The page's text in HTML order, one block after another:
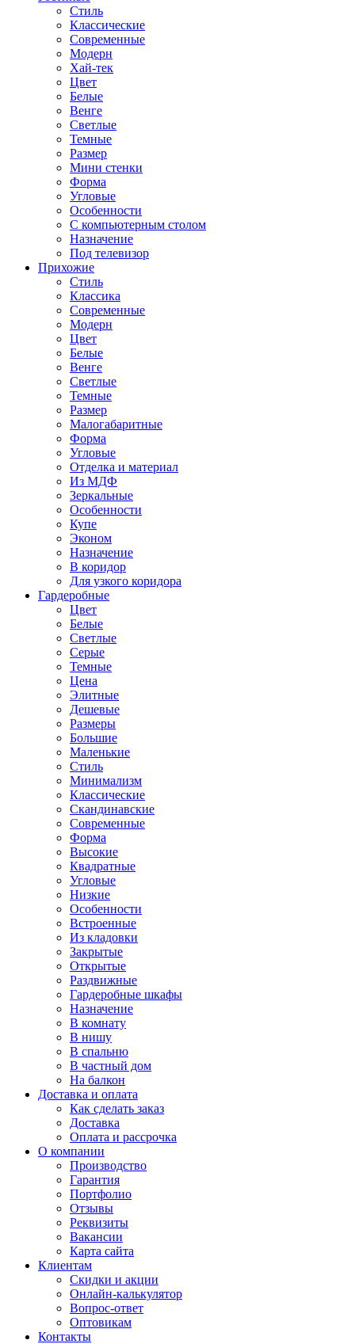
Стиль
Классические
Современные
Модерн
Хай-тек
Цвет
Белые
Венге
Светлые
Темные
Размер
Мини стенки
Форма
Угловые
Особенности
С компьютерным столом
Назначение
Под телевизор
Прихожие
Стиль
Классика
Современные
Модерн
Цвет
Белые
Венге
Светлые
Темные
Размер
Малогабаритные
Форма
Угловые
Отделка и материал
Из МДФ
Зеркальные
Особенности
Купе
Эконом
Назначение
В коридор
Для узкого коридора
Гардеробные
Цвет
Белые
Светлые
Серые
Темные
Цена
Элитные
Дешевые
Размеры
Большие
Маленькие
Стиль
Минимализм
Классические
Скандинавские
Современные
Форма
Высокие
Квадратные
Угловые
Низкие
Особенности
Встроенные
Из кладовки
Закрытые
Открытые
Раздвижные
Гардеробные шкафы
Назначение
В комнату
В нишу
В спальню
В частный дом
На балкон
Доставка и оплата
Как сделать заказ
Доставка
Оплата и рассрочка
О компании
Производство
Гарантия
Портфолио
Отзывы
Реквизиты
Вакансии
Карта сайта
Клиентам
Скидки и акции
Онлайн-калькулятор
Вопрос-ответ
Оптовикам
Контакты